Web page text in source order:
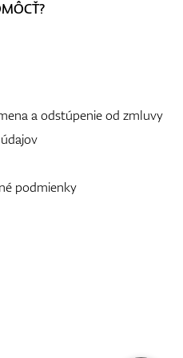
a odstúpenie od zmluvy
podmienky